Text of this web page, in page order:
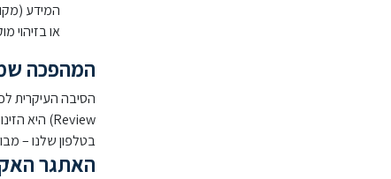
המידע
או בזיהוי
המהפכה
בטלפון שלנו –
האתגר